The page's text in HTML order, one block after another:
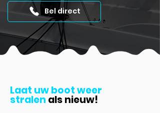
Bel direct
Laat uw boot weer
stralen als nieuw!